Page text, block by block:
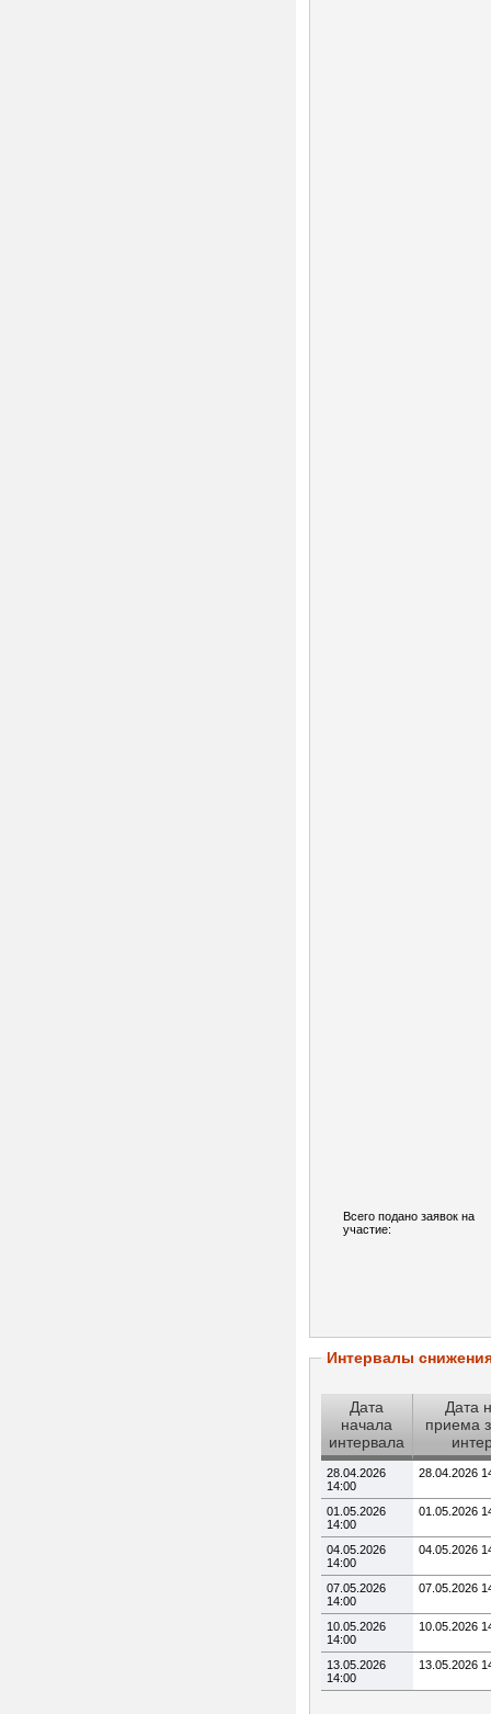
Всего подано заявок на
участие:
Интервалы
Дата
начала
интервала
Дата
приема
28.04.2026
14:00
28.04.2026
01.05.2026
14:00
01.05.2026
04.05.2026
14:00
04.05.2026
07.05.2026
14:00
07.05.2026
10.05.2026
14:00
10.05.2026
13.05.2026
14:00
13.05.2026